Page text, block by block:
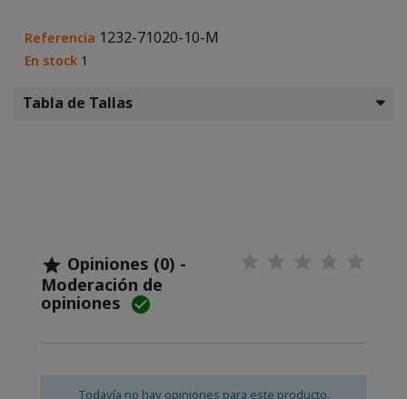
Referencia 1232-71020-10-M
En stock 1
Tabla de Tallas
 Opiniones (0) -
Moderación de
opiniones 
Todavía no hay opiniones para este producto.